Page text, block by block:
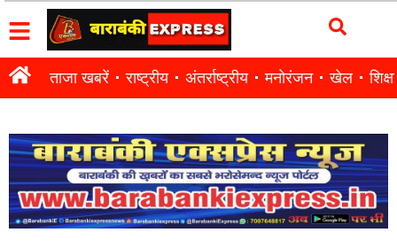
ताजा खबरें राष्ट्रीय अंतर्राष्ट्रीय मनोरंजन खेल शिक्षा